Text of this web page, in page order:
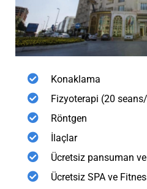
Konaklama
Fizyoterapi (20
Röntgen
İlaçlar
Ücretsiz pansuman
Ücretsiz SPA ve